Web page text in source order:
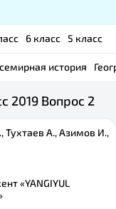
6 класс 5 класс
история
2019 Вопрос 2
Тухтаев А., Азимов И.,
«YANGIYUL